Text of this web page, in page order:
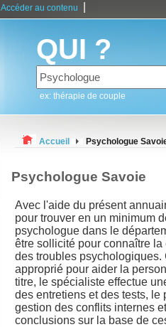
Accéder au contenu
QUI ?
ex: thérapie de couple
Accueil Psychologue
Psychologue Savoie
Avec l'aide du présent
pour trouver en un minimum
psychologue dans le
être sollicité pour connaître
des troubles
approprié pour aider la
titre, le spécialiste effectue
des entretiens et des tests,
gestion des conflits internes
conclusions sur la base de